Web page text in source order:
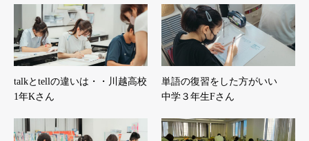
talkとtellの違いは・・川越高校
1年Kさん
単語の復習をした方がいい
中学３年生Fさん